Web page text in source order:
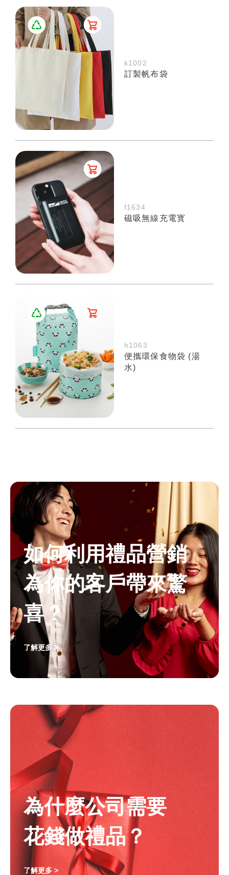
k1002
訂製帆布袋
f1634
磁吸無線充電寳
h1063
便攜環保食物袋 (湯
水)
為什麼公司需要
花錢做禮品？
了解更多 >
如何利用禮品營銷
為你的客戶帶來驚
喜？
了解更多 >